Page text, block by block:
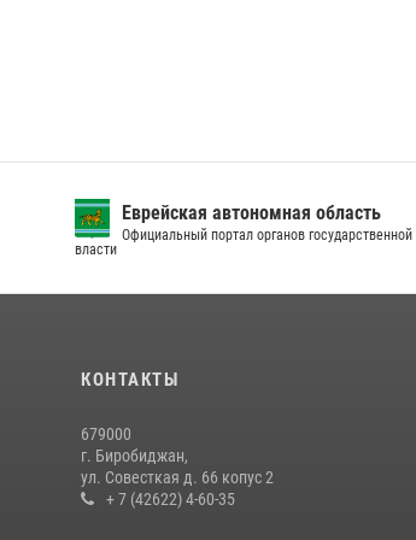
Еврейская автономная область
Официальный портал органов государственной
власти
КОНТАКТЫ
679000
г. Биробиджан,
ул. Совесткая д. 66 копус 2
+ 7 (42622) 4-60-35